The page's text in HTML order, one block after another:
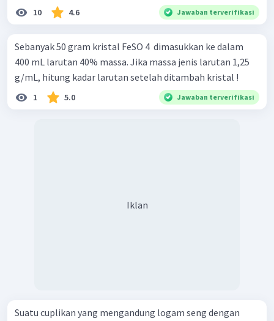
10 4.6 Jawaban terverifikasi
Sebanyak 50 gram kristal FeSO 4 ​ dimasukkan ke dalam
400 mL larutan 40% massa. Jika massa jenis larutan 1,25
g/mL, hitung kadar larutan setelah ditambah kristal !
1 5.0 Jawaban terverifikasi
Iklan
Suatu cuplikan yang mengandung logam seng dengan